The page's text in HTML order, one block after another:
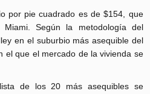
por pie cuadrado es de $154, que
Según la metodología del
en el suburbio más asequible del
el que el mercado de la vivienda se
de los 20 más asequibles se